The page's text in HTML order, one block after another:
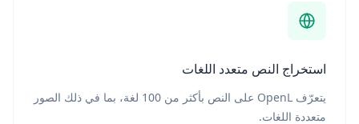
استخراج النص متعدد اللغات
يتعرّف OpenL على النص بأكثر من 100 لغة، بما في ذلك الصور
متعددة اللغات.